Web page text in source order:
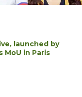
launched by
MoU in Paris